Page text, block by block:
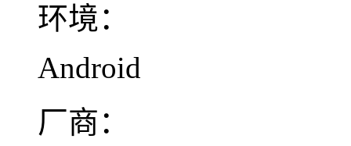
环境：
Android
厂商：